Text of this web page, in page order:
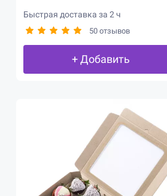
Быстрая доставка за 2 ч
50 отзывов
+ Добавить